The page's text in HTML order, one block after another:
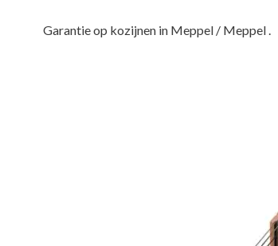
Garantie op kozijnen in Meppel / Meppel .